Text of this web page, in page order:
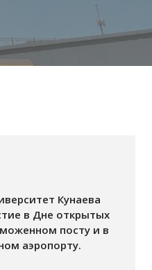
Кунаева
в Дне открытых
посту и в
аэропорту.